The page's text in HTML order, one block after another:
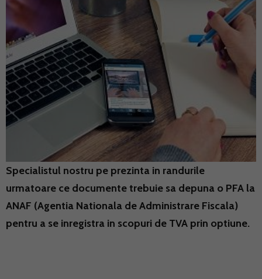
Specialistul nostru pe prezinta in randurile
urmatoare ce documente trebuie sa depuna o PFA la
ANAF (Agentia Nationala de Administrare Fiscala)
pentru a se inregistra in scopuri de TVA prin optiune.